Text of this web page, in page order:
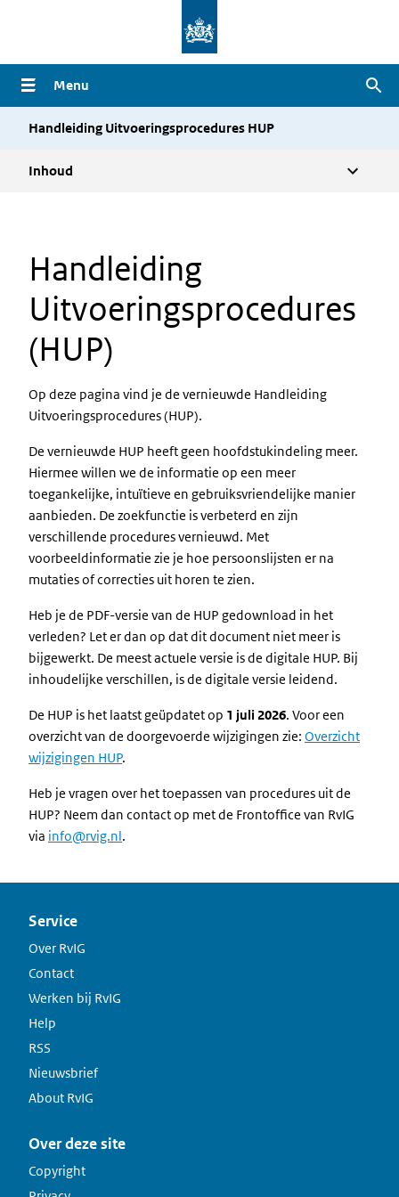
naar
de
inhoud
Menu
Handleiding Uitvoeringsprocedures HUP
Inhoud
Handleiding
Uitvoeringsprocedures
(HUP)
Op deze pagina vind je de vernieuwde Handleiding
Uitvoeringsprocedures (HUP).
De vernieuwde HUP heeft geen hoofdstukindeling meer.
Hiermee willen we de informatie op een meer
toegankelijke, intuïtieve en gebruiksvriendelijke manier
aanbieden. De zoekfunctie is verbeterd en zijn
verschillende procedures vernieuwd. Met
voorbeeldinformatie zie je hoe persoonslijsten er na
mutaties of correcties uit horen te zien.
Heb je de PDF-versie van de HUP gedownload in het
verleden? Let er dan op dat dit document niet meer is
bijgewerkt. De meest actuele versie is de digitale HUP. Bij
inhoudelijke verschillen, is de digitale versie leidend.
De HUP is het laatst geüpdatet op 1 juli 2026. Voor een
overzicht van de doorgevoerde wijzigingen zie: Overzicht
wijzigingen HUP.
Heb je vragen over het toepassen van procedures uit de
HUP? Neem dan contact op met de Frontoffice van RvIG
via info@rvig.nl.
Service
Over RvIG
Contact
Werken bij RvIG
Help
RSS
Nieuwsbrief
About RvIG
Over deze site
Copyright